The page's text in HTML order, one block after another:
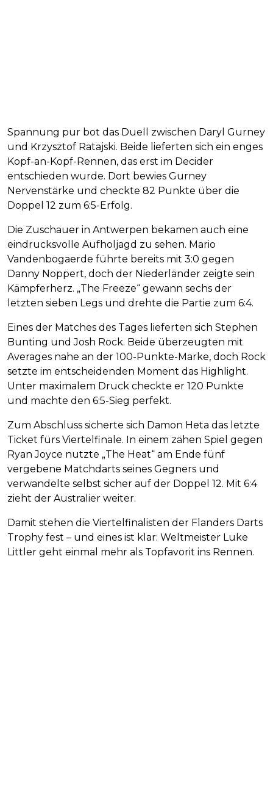
Spannung pur bot das Duell zwischen Daryl Gurney
und Krzysztof Ratajski. Beide lieferten sich ein enges
Kopf-an-Kopf-Rennen, das erst im Decider
entschieden wurde. Dort bewies Gurney
Nervenstärke und checkte 82 Punkte über die
Doppel 12 zum 6:5-Erfolg.
Die Zuschauer in Antwerpen bekamen auch eine
eindrucksvolle Aufholjagd zu sehen. Mario
Vandenbogaerde führte bereits mit 3:0 gegen
Danny Noppert, doch der Niederländer zeigte sein
Kämpferherz. „The Freeze“ gewann sechs der
letzten sieben Legs und drehte die Partie zum 6:4.
Eines der Matches des Tages lieferten sich Stephen
Bunting und Josh Rock. Beide überzeugten mit
Averages nahe an der 100-Punkte-Marke, doch Rock
setzte im entscheidenden Moment das Highlight.
Unter maximalem Druck checkte er 120 Punkte
und machte den 6:5-Sieg perfekt.
Zum Abschluss sicherte sich Damon Heta das letzte
Ticket fürs Viertelfinale. In einem zähen Spiel gegen
Ryan Joyce nutzte „The Heat“ am Ende fünf
vergebene Matchdarts seines Gegners und
verwandelte selbst sicher auf der Doppel 12. Mit 6:4
zieht der Australier weiter.
Damit stehen die Viertelfinalisten der Flanders Darts
Trophy fest – und eines ist klar: Weltmeister Luke
Littler geht einmal mehr als Topfavorit ins Rennen.